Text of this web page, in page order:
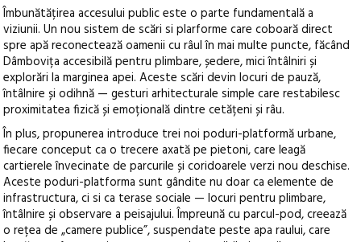
Îmbunătățirea accesului public este o parte fundamentală a
viziunii. Un nou sistem de scări si plarforme care coboară direct
spre apă reconectează oamenii cu râul în mai multe puncte, făcând
Dâmbovița accesibilă pentru plimbare, ședere, mici întâlniri și
explorări la marginea apei. Aceste scări devin locuri de pauză,
întâlnire și odihnă — gesturi arhitecturale simple care restabilesc
proximitatea fizică și emoțională dintre cetățeni și râu.
În plus, propunerea introduce trei noi poduri-platformă urbane,
fiecare conceput ca o trecere axată pe pietoni, care leagă
cartierele învecinate de parcurile și coridoarele verzi nou deschise.
Aceste poduri-platforma sunt gândite nu doar ca elemente de
infrastructura, ci si ca terase sociale — locuri pentru plimbare,
întâlnire și observare a peisajului. Împreună cu parcul-pod, creează
o rețea de „camere publice”, suspendate peste apa raului, care